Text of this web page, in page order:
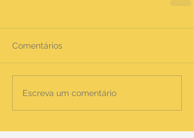
Comentários
Escreva um comentário